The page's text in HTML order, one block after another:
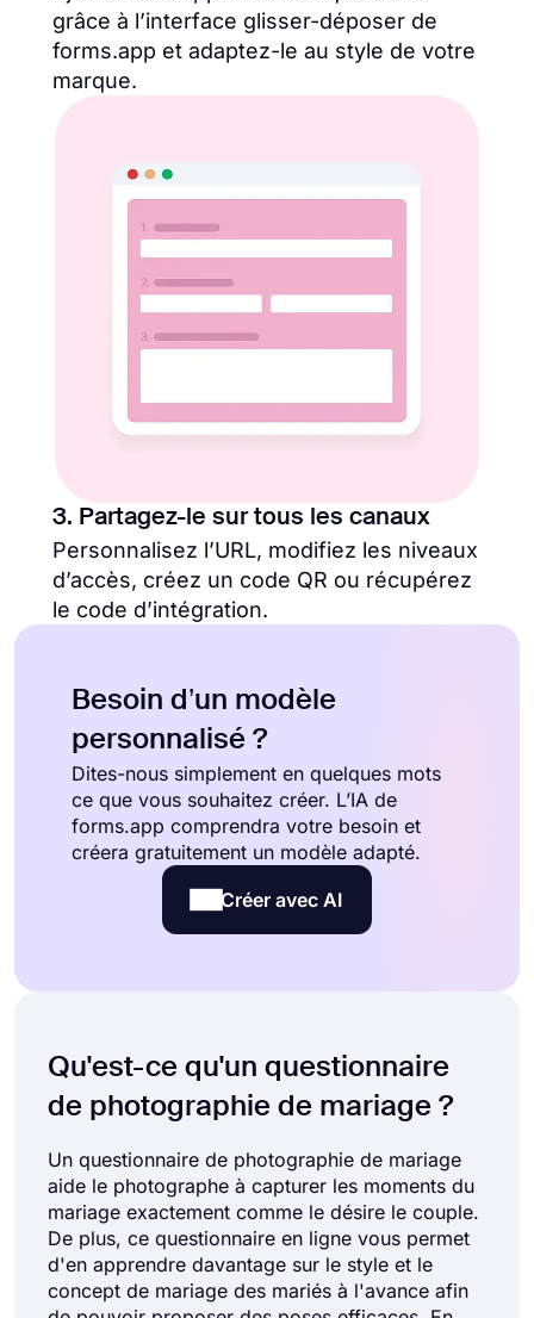
grâce à l’interface glisser-déposer de
forms.app et adaptez-le au style de votre
marque.
3. Partagez-le sur tous les canaux
Personnalisez l’URL, modifiez les niveaux
d’accès, créez un code QR ou récupérez
le code d’intégration.
Besoin d’un modèle
personnalisé ?
Dites-nous simplement en quelques mots
ce que vous souhaitez créer. L’IA de
forms.app comprendra votre besoin et
créera gratuitement un modèle adapté.
Créer avec AI
Qu'est-ce qu'un questionnaire
de photographie de mariage ?
Un questionnaire de photographie de mariage
aide le photographe à capturer les moments du
mariage exactement comme le désire le couple.
De plus, ce questionnaire en ligne vous permet
d'en apprendre davantage sur le style et le
concept de mariage des mariés à l'avance afin